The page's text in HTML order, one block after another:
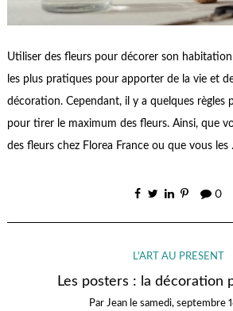
Utiliser des fleurs pour décorer son
les plus pratiques pour apporter de la vie et
décoration. Cependant, il y a quelques règles
pour tirer le maximum des fleurs. Ainsi, que
des fleurs chez Florea France ou que vous les
0
L'ART AU PRÉSENT
Les posters : la décoration
Par Jean le samedi, septembre